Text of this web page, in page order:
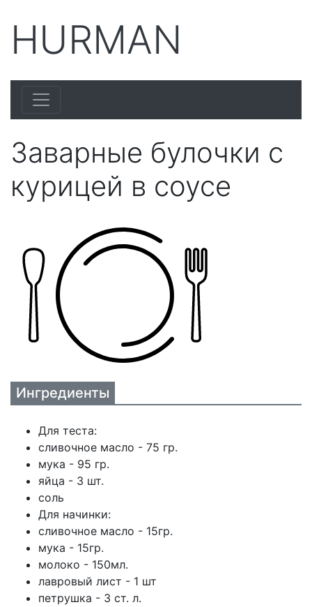
HURMAN
Заварные булочки с
курицей в соусе
Ингредиенты
Для теста:
сливочное масло - 75 гр.
мука - 95 гр.
яйца - 3 шт.
соль
Для начинки:
сливочное масло - 15гр.
мука - 15гр.
молоко - 150мл.
лавровый лист - 1 шт
петрушка - 3 ст. л.